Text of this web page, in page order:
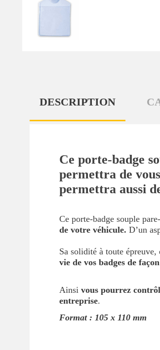
DESCRIPTION
Ce porte-badge
permettra de
permettra aussi
Ce porte-badge souple
de votre véhicule. D’un
Sa solidité à toute
vie de vos badges de
Ainsi vous pourrez
entreprise.
Format : 105 x 110 mm